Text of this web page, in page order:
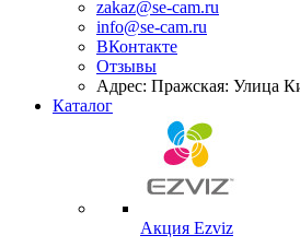
zakaz@se-cam.ru
info@se-cam.ru
ВКонтакте
Отзывы
Адрес: Пражская: Улица
Каталог
Акция Ezviz